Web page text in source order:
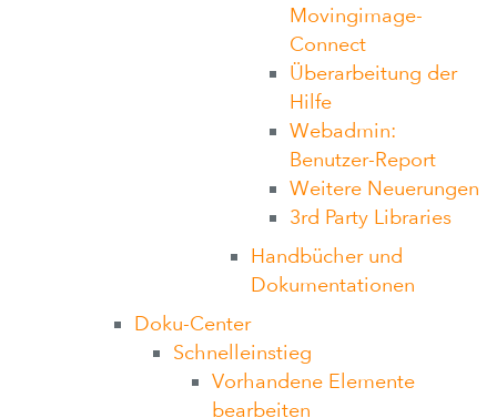
Movingimage-
Connect
Überarbeitung der
Hilfe
Webadmin:
Benutzer-Report
Weitere Neuerungen
3rd Party Libraries
Handbücher und
Dokumentationen
Doku-Center
Schnelleinstieg
Vorhandene Elemente
bearbeiten